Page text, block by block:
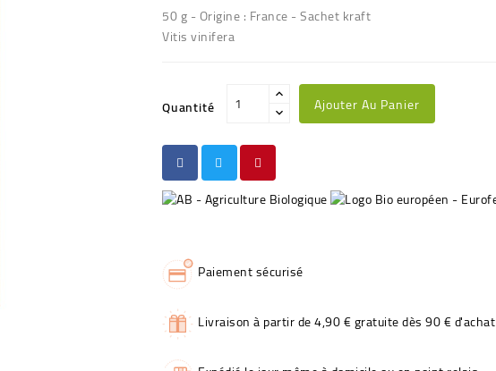
50 g - Origine : France - Sachet kraft
Vitis vinifera
Quantité Ajouter Au Panier
Paiement sécurisé
Livraison à partir de 4,90 € gratuite dès 90 € d'achat